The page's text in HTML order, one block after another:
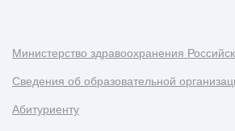
Министерство здравоохранения
Сведения об образовательной
Абитуриенту